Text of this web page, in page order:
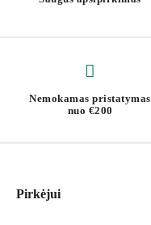
Nemokamas pristatymas
nuo €200
Pirkėjui